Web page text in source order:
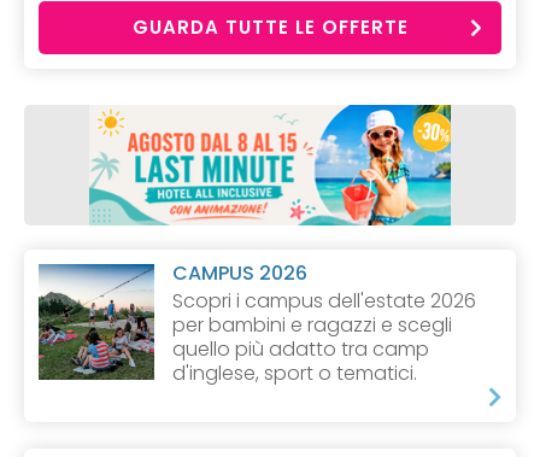
GUARDA TUTTE LE OFFERTE
CAMPUS 2026
Scopri i campus dell'estate 2026
per bambini e ragazzi e scegli
quello più adatto tra camp
d'inglese, sport o tematici.